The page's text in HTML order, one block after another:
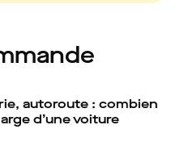
autoroute : combien
d’une voiture